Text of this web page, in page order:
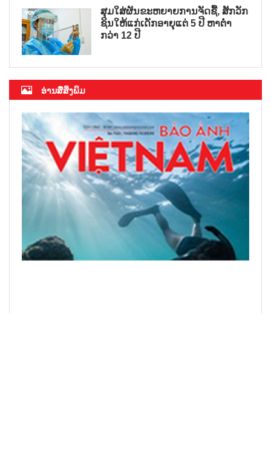
ສຸມໃສ່ຜັນຂະຫຍາຍການຈັດຊື້, ສັກວັກ
ຊິນໃຫ້ແກ່ເດັກອາຍຸແຕ່ 5 ປີ ຫາຕ່ຳ
ກວ່າ 12 ປີ
ອ່ານສື່ສິ່ງພິມ